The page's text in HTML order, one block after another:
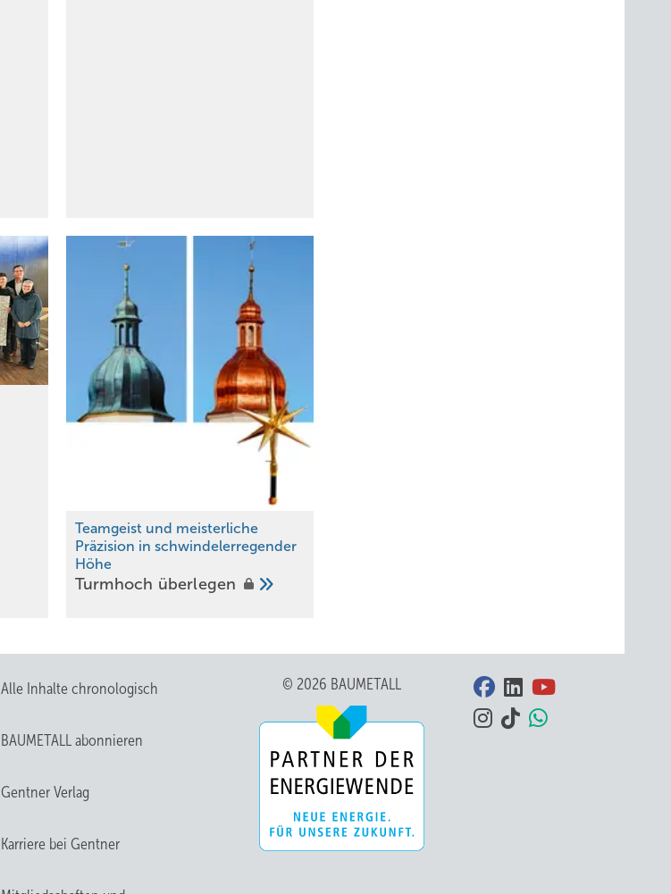
Teamgeist und meisterliche
Präzision in schwindelerregender
Höhe
Tur mhoch überlegen
Alle Inhalte chronologisch
BAUMETALL abonnieren
Gentner Verlag
Karriere bei Gentner
© 2026 BAUMETALL